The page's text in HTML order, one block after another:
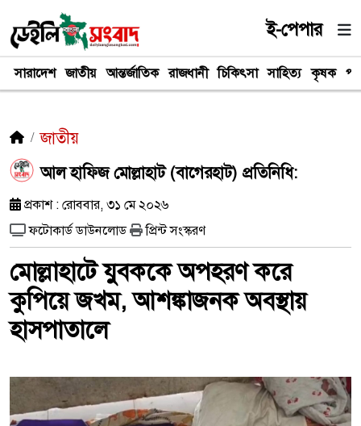
ই-পেপার
সারাদেশ জাতীয় আন্তর্জাতিক রাজধানী চিকিৎসা সাহিত্য কৃষক
জাতীয়
আল হাফিজ মোল্লাহাট (বাগেরহাট) প্রতিনিধি:
প্রকাশ : রোববার, ৩১ মে ২০২৬
ফটোকার্ড ডাউনলোড
প্রিন্ট সংস্করণ
মোল্লাহাটে যুবককে অপহরণ করে
কুপিয়ে জখম, আশঙ্কাজনক অবস্থায়
হাসপাতালে